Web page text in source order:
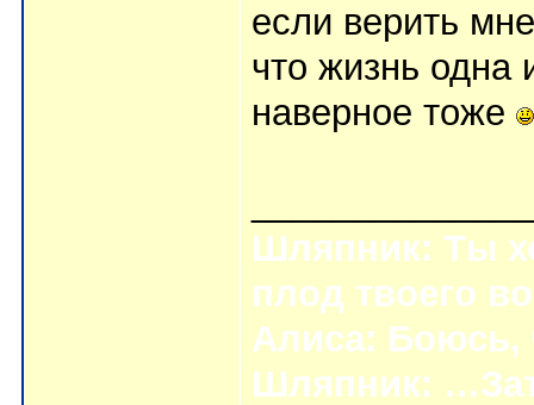
если верить
что жизнь одна
наверное тоже
Шляпник: Ты
плод твоего
Алиса: Боюсь,
Шляпник: